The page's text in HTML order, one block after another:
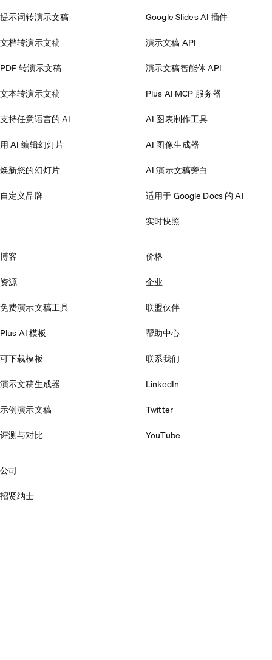
提示词转演示文稿
文档转演示文稿
PDF 转演示文稿
文本转演示文稿
支持任意语言的 AI
用 AI 编辑幻灯片
焕新您的幻灯片
自定义品牌
Google Slides AI 插件
演示文稿 API
演示文稿智能体 API
Plus AI MCP 服务器
AI 图表制作工具
AI 图像生成器
AI 演示文稿旁白
适用于 Google Docs 的 AI
实时快照
博客
资源
免费演示文稿工具
Plus AI 模板
可下载模板
演示文稿生成器
示例演示文稿
评测与对比
价格
企业
联盟伙伴
帮助中心
联系我们
LinkedIn
Twitter
YouTube
公司
招贤纳士